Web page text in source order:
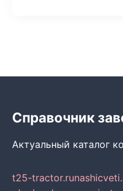
Справочник
Актуальный каталог
t25-tractor.ru